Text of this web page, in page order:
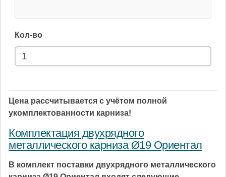
Кол-во
Цена рассчитывается с учётом полной
укомплектованности карниза!
Комплектация двухрядного
металлического карниза Ø19 Ориентал
В комплект поставки двухрядного металлического